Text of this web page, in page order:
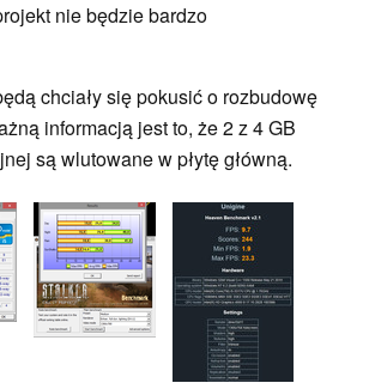
nie będzie bardzo
chciały się pokusić o rozbudowę
informacją jest to, że 2 z 4 GB
są wlutowane w płytę główną.